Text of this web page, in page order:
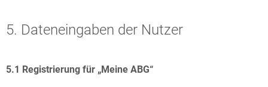
5. Dateneingaben der Nutzer
5.1 Registrierung für „Meine ABG“